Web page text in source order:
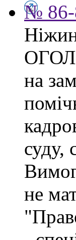
№ 86-
на
суду,
не